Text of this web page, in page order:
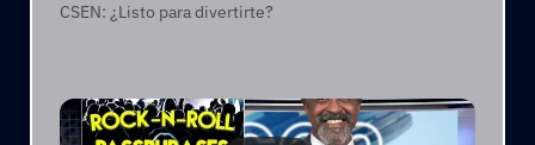
CSEN: ¿Listo para divertirte?